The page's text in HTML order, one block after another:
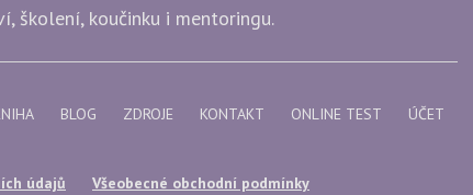
školení, koučinku i mentoringu.
BLOG ZDROJE KONTAKT ONLINE TEST ÚČET
údajů Všeobecné obchodní podmínky